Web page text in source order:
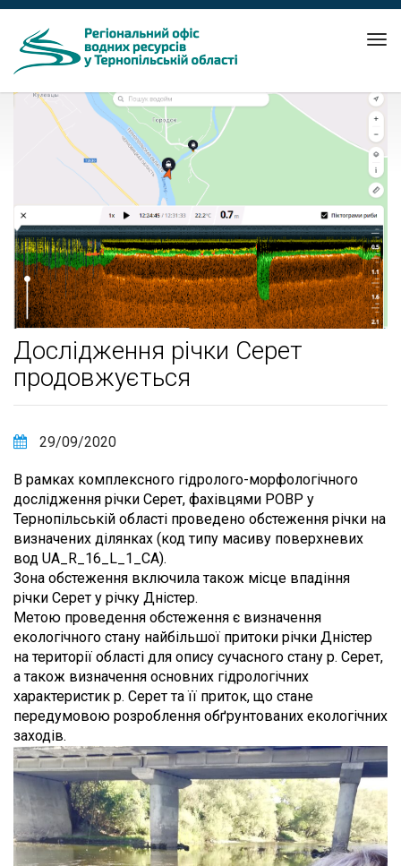
Дослідження річки Серет
продовжується
29/09/2020
В рамках комплексного гідролого-морфологічного
дослідження річки Серет, фахівцями РОВР у
Тернопільській області проведено обстеження річки на
визначених ділянках (код типу масиву поверхневих
вод UA_R_16_L_1_CA).
Зона обстеження включила також місце впадіння
річки Серет у річку Дністер.
Метою проведення обстеження є визначення
екологічного стану найбільшої притоки річки Дністер
на території області для опису сучасного стану р. Серет,
а також визначення основних гідрологічних
характеристик р. Серет та її приток, що стане
передумовою розроблення обґрунтованих екологічних
заходів.